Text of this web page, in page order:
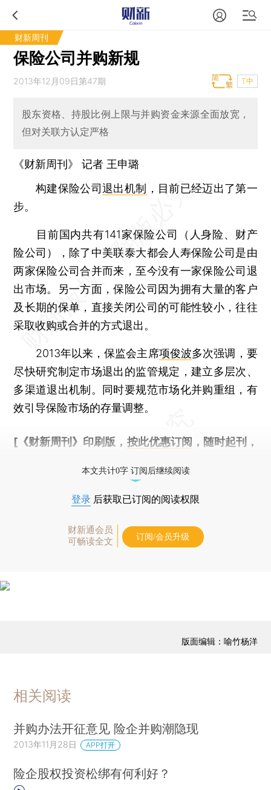
财新周刊
保险公司并购新规
2013年12月09日第47期 T中
股东资格、持股比例上限与并购资金来源全面放宽，
但对关联方认定严格
《财新周刊》 记者 王申璐
构建保险公司退出机制
，目前已经迈出了第一
步。
目前国内共有141家保险公司（人身险、财产
险公司），除了中美联泰大都会人寿保险公司是由
两家保险公司合并而来，至今没有一家保险公司退
出市场。另一方面，保险公司因为拥有大量的客户
及长期的保单，直接关闭公司的可能性较小，往往
采取收购或合并的方式退出。
2013年以来，保监会主席项俊波多次强调，要
尽快研究制定市场退出的监管规定，建立多层次、
多渠道退出机制。同时要规范市场化并购重组，有
效引导保险市场的存量调整。
[《财新周刊》印刷版， 按此优惠订阅 ，随时起刊，
本文共计0字 订阅后继续阅读
登录 后获取已订阅的阅读权限
财新通会员
可畅读全文
订阅/会员升级
版面编辑：喻竹杨洋
相关阅读
并购办法开征意见 险企并购潮隐现
2013年11月28日 APP打开
险企股权投资松绑有何利好？